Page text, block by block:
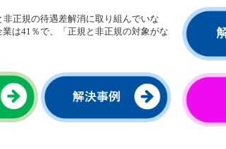
正規の待遇差解消に取り組んでいな
は41％で、「正規と非正規の対象がな